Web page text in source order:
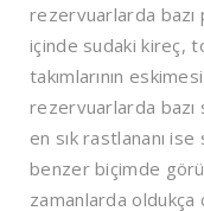
rezervuarlarda bazı
içinde sudaki kireç,
takımlarının
rezervuarlarda bazı
en sık rastlananı
benzer biçimde
zamanlarda